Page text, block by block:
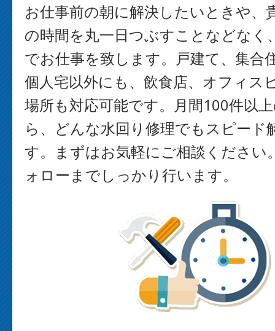
お仕事前の朝に解決したいときや、
の時間を丸一日つぶすことなどなく
でお仕事を致します。戸建て、集合
個人宅以外にも、飲食店、オフィス
場所も対応可能です。月間100件以
ら、どんな水回り修理でもスピード
す。まずはお気軽にご相談ください
ォローまでしっかり行います。